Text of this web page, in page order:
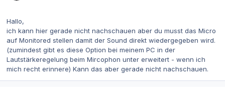
Hallo,
ich kann hier gerade nicht nachschauen aber du musst das Micro
auf Monitored stellen damit der Sound direkt wiedergegeben wird.
(zumindest gibt es diese Option bei meinem PC in der
Lautstärkeregelung beim Mircophon unter erweitert - wenn ich
mich recht erinnere) Kann das aber gerade nicht nachschauen.